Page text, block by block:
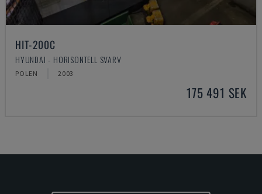
HIT-200C
HYUNDAI - HORISONTELL SVARV
POLEN 2003
175 491 SEK